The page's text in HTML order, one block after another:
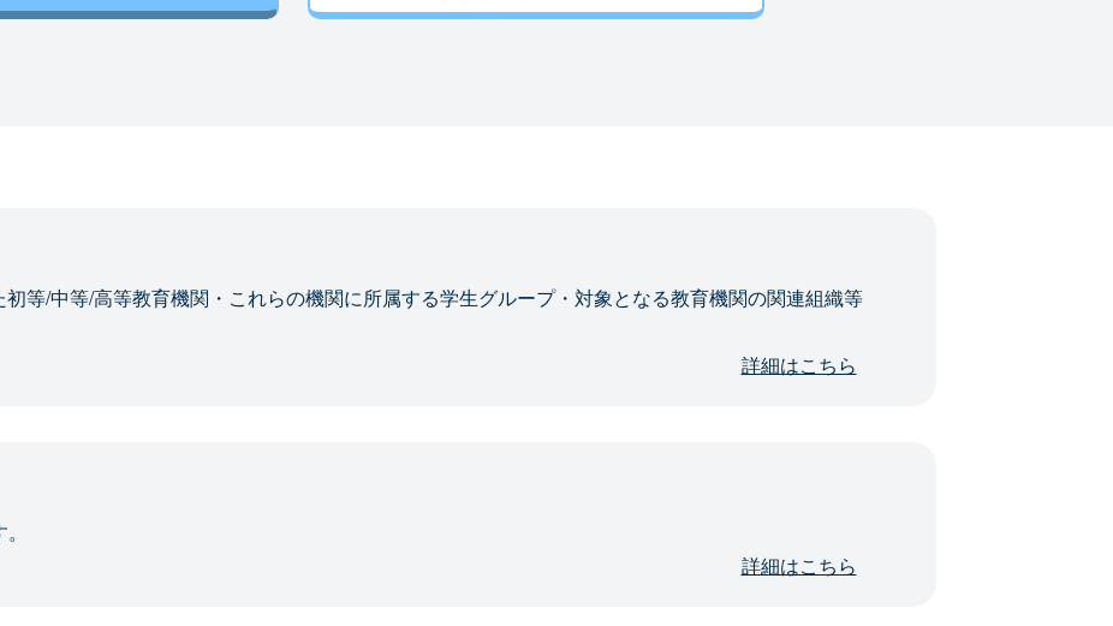
等/中等/高等教育機関・これらの機関に所属する学生グループ・対象となる教育機関の関連組織等
詳細はこちら
詳細はこちら